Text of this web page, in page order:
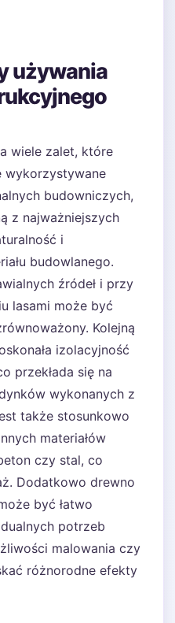
używania
wiele zalet, które
wykorzystywane
budowniczych,
z najważniejszych
i
budowlanego.
źródeł i przy
lasami może być
Kolejną
izolacyjność
przekłada się na
wykonanych z
także stosunkowo
materiałów
czy stal, co
Dodatkowo drewno
być łatwo
potrzeb
malowania czy
różnorodne efekty